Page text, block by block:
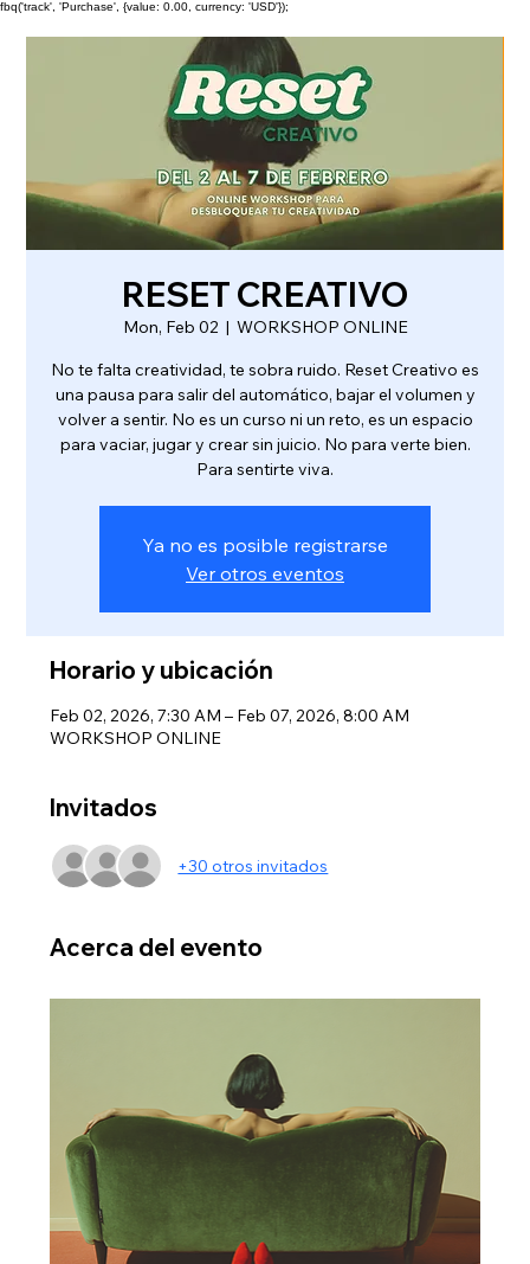
fbq('track', 'Purchase', {value: 0.00, currency: 'USD'});
RESET CREATIVO
Mon, Feb 02
  |
WORKSHOP ONLINE
No te falta creatividad, te sobra ruido. Reset Creativo es
una pausa para salir del automático, bajar el volumen y
volver a sentir. No es un curso ni un reto, es un espacio
para vaciar, jugar y crear sin juicio. No para verte bien.
Para sentirte viva.
Ya no es posible registrarse
Ver otros eventos
Horario y ubicación
Feb 02, 2026, 7:30 AM – Feb 07, 2026, 8:00 AM
WORKSHOP ONLINE
Invitados
+30 otros invitados
Acerca del evento